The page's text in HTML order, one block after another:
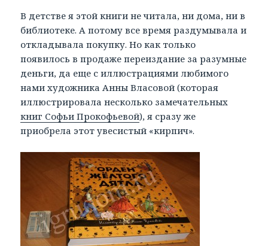
В детстве я этой книги не читала, ни дома, ни в
библиотеке. А потому все время раздумывала и
откладывала покупку. Но как только
появилось в продаже переиздание за разумные
деньги, да еще с иллюстрациями любимого
нами художника Анны Власовой (которая
иллюстрировала несколько замечательных
книг Софьи Прокофьевой), я сразу же
приобрела этот увесистый «кирпич».